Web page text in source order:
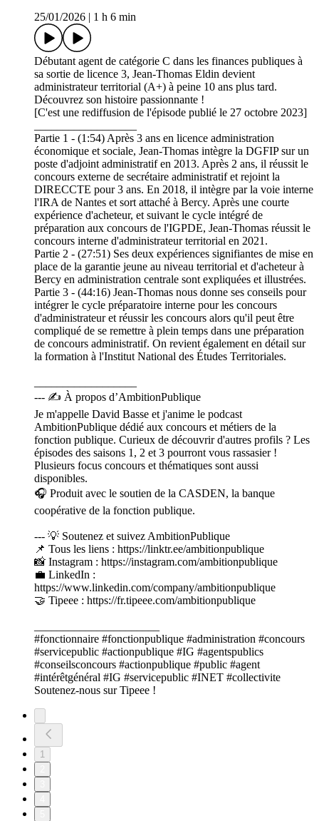
25/01/2026
1 h 6 min
Débutant agent de catégorie C dans les finances publiques à
sa sortie de licence 3, Jean-Thomas Eldin devient
administrateur territorial (A+) à peine 10 ans plus tard.
Découvrez son histoire passionnante !
[C'est une rediffusion de l'épisode publié le 27 octobre 2023]
Partie 1 - (1:54) Après 3 ans en licence administration
économique et sociale, Jean-Thomas intègre la DGFIP sur un
poste d'adjoint administratif en 2013. Après 2 ans, il réussit le
concours externe de secrétaire administratif et rejoint la
DIRECCTE pour 3 ans. En 2018, il intègre par la voie interne
l'IRA de Nantes et sort attaché à Bercy. Après une courte
expérience d'acheteur, et suivant le cycle intégré de
préparation aux concours de l'IGPDE, Jean-Thomas réussit le
concours interne d'administrateur territorial en 2021.
Partie 2 - (27:51) Ses deux expériences signifiantes de mise en
place de la garantie jeune au niveau territorial et d'acheteur à
Bercy en administration centrale sont expliquées et illustrées.
Partie 3 - (44:16) Jean-Thomas nous donne ses conseils pour
intégrer le cycle préparatoire interne pour les concours
d'administrateur et réussir les concours alors qu'il peut être
compliqué de se remettre à plein temps dans une préparation
de concours administratif. On revient également en détail sur
la formation à l'Institut National des Études Territoriales.
--- ✍️ À propos d’AmbitionPublique
Je m'appelle David Basse et j'anime le podcast
AmbitionPublique dédié aux concours et métiers de la
fonction publique. Curieux de découvrir d'autres profils ? Les
épisodes des saisons 1, 2 et 3 pourront vous rassasier !
Plusieurs focus concours et thématiques sont aussi
disponibles.
🎧 Produit avec le soutien de la CASDEN, la banque
coopérative de la fonction publique.
--- 💡 Soutenez et suivez AmbitionPublique
📌 Tous les liens : https://linktr.ee/ambitionpublique
📸 Instagram : https://instagram.com/ambitionpublique
💼 LinkedIn :
https://www.linkedin.com/company/ambitionpublique
🤝 Tipeee : https://fr.tipeee.com/ambitionpublique
#fonctionnaire #fonctionpublique #administration #concours
#servicepublic #actionpublique #IG #agentspublics
#conseilsconcours #actionpublique #public #agent
#intérêtgénéral #IG #servicepublic #INET #collectivite
Soutenez-nous sur Tipeee !
1